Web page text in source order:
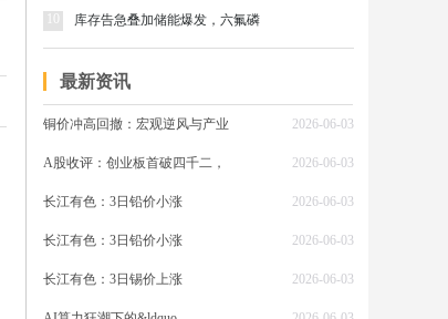
库存告急叠加储能爆发，六氟磷
最新资讯
铜价冲高回撤：宏观逆风与产业 2026-06-03
A股收评：创业板首破四千二， 2026-06-03
长江有色：3日铅价小涨 2026-06-03
长江有色：3日铅价小涨 2026-06-03
长江有色：3日锡价上涨 2026-06-03